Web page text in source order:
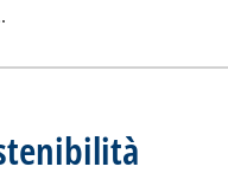
Leggi tutta la notizia: